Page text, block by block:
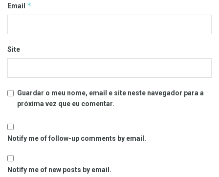
Email *
Site
Guardar o meu nome, email e site neste navegador para a
próxima vez que eu comentar.
Notify me of follow-up comments by email.
Notify me of new posts by email.